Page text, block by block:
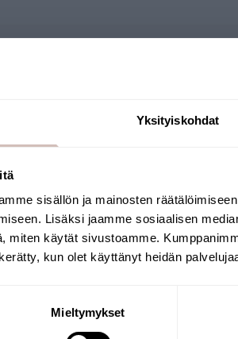
Yksityiskohdat
sisällön ja mainosten
Lisäksi jaamme sosiaalisen
miten käytät sivustoamme.
kun olet käyttänyt heidän
Mieltymykset
Välj leveransland och språk för att
Leveransland